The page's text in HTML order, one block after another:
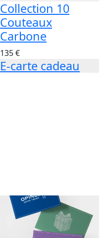
Collection 10
Couteaux
Carbone
135 €
E-carte cadeau